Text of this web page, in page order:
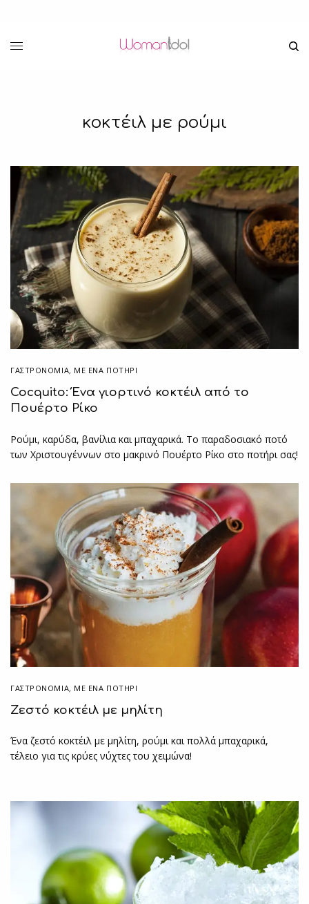
κοκτέιλ με ρούμι
ΓΑΣΤΡΟΝΟΜΙΑ, ΜΕ ΈΝΑ ΠΟΤΉΡΙ
Cocquito: Ένα γιορτινό κοκτέιλ από το
Πουέρτο Ρίκο
Ρούμι, καρύδα, βανίλια και μπαχαρικά. Το παραδοσιακό ποτό
των Χριστουγέννων στο μακρινό Πουέρτο Ρίκο στο ποτήρι σας!
ΓΑΣΤΡΟΝΟΜΙΑ, ΜΕ ΈΝΑ ΠΟΤΉΡΙ
Ζεστό κοκτέιλ με μηλίτη
Ένα ζεστό κοκτέιλ με μηλίτη, ρούμι και πολλά μπαχαρικά,
τέλειο για τις κρύες νύχτες του χειμώνα!